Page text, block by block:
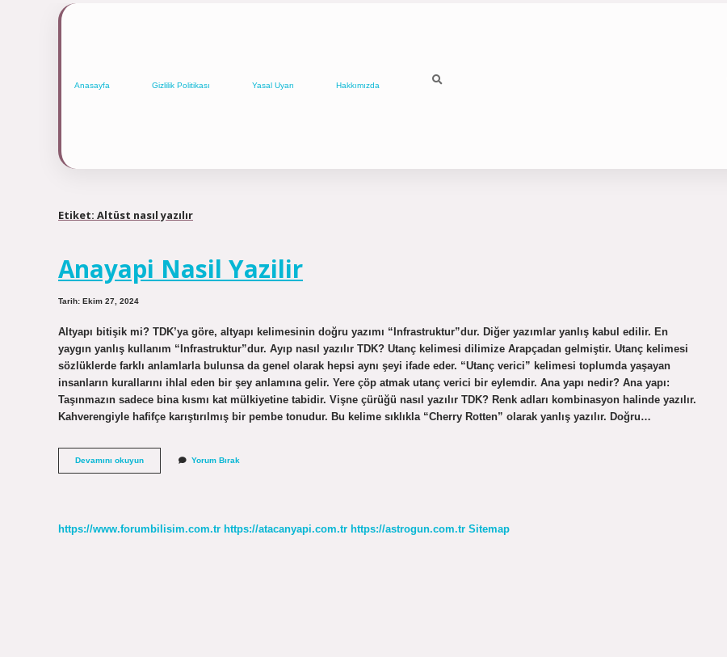
Anasayfa Gizlilik Politikası Yasal Uyarı Hakkımızda
Etiket: Altüst nasıl yazılır
Anayapi Nasil Yazilir
Tarih: Ekim 27, 2024
Altyapı bitişik mi? TDK’ya göre, altyapı kelimesinin doğru yazımı “Infrastruktur”dur. Diğer yazımlar yanlış kabul edilir. En
yaygın yanlış kullanım “Infrastruktur”dur. Ayıp nasıl yazılır TDK? Utanç kelimesi dilimize Arapçadan gelmiştir. Utanç kelimesi
sözlüklerde farklı anlamlarla bulunsa da genel olarak hepsi aynı şeyi ifade eder. “Utanç verici” kelimesi toplumda yaşayan
insanların kurallarını ihlal eden bir şey anlamına gelir. Yere çöp atmak utanç verici bir eylemdir. Ana yapı nedir? Ana yapı:
Taşınmazın sadece bina kısmı kat mülkiyetine tabidir. Vişne çürüğü nasıl yazılır TDK? Renk adları kombinasyon halinde yazılır.
Kahverengiyle hafifçe karıştırılmış bir pembe tonudur. Bu kelime sıklıkla “Cherry Rotten” olarak yanlış yazılır. Doğru…
Devamını okuyunAnayapi
Nasil
Yorum Bırak
https://www.forumbilisim.com.tr https://atacanyapi.com.tr https://astrogun.com.tr Sitemap